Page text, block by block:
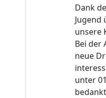
Dank
Jugend
unsere
Bei der
neue
unter